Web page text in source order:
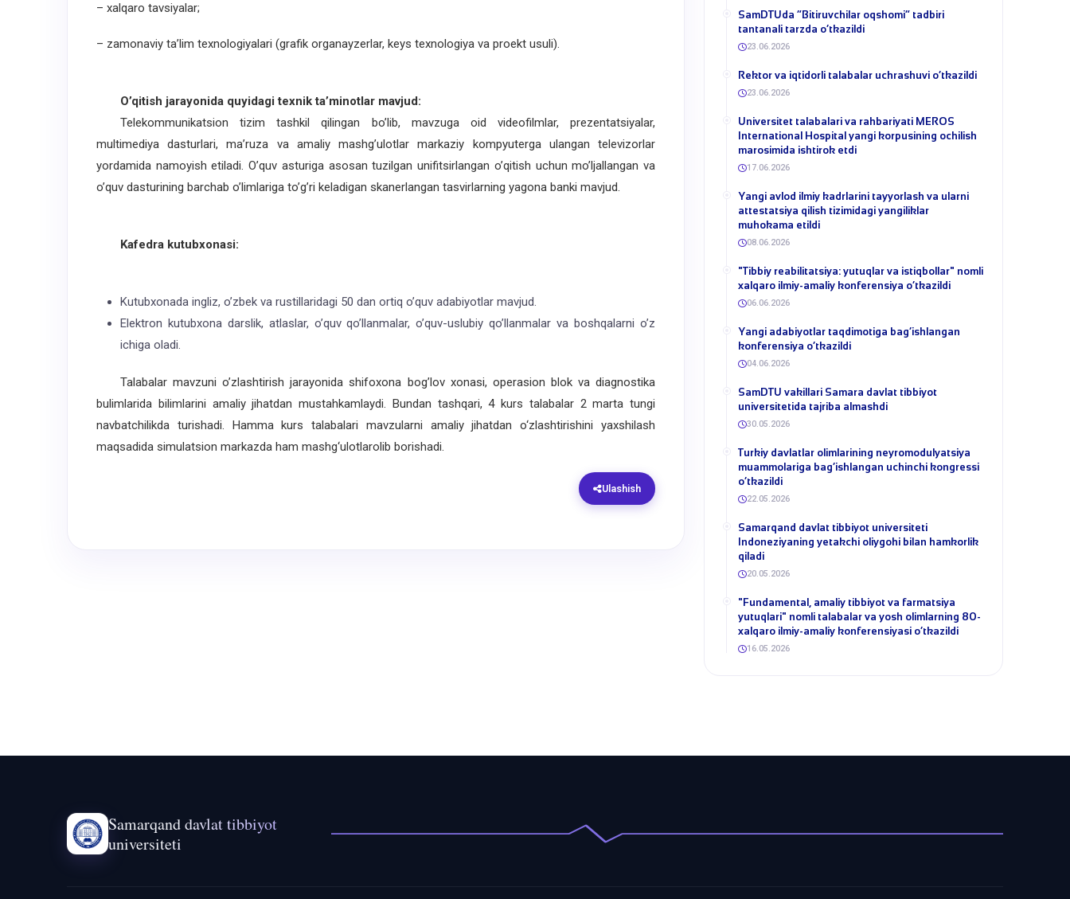
– xalqaro tavsiyalar;
– zamonaviy ta’lim texnologiyalari (grafik organayzerlar, keys texnologiya va proekt usuli).
O’qitish jarayonida quyidagi texnik ta’minotlar mavjud:
Telekommunikatsion tizim tashkil qilingan bo’lib, mavzuga oid videofilmlar, prezentatsiyalar,
multimediya dasturlari, ma’ruza va amaliy mashg’ulotlar markaziy kompyuterga ulangan televizorlar
yordamida namoyish etiladi. O’quv asturiga asosan tuzilgan unifitsirlangan o’qitish uchun mo’ljallangan va
o’quv dasturining barchab o’limlariga to’g’ri keladigan skanerlangan tasvirlarning yagona banki mavjud.
Kafedra kutubxonasi:
Kutubxonada ingliz, o’zbek va rustillaridagi 50 dan ortiq o’quv adabiyotlar mavjud.
Elektron kutubxona darslik, atlaslar, o’quv qo’llanmalar, o’quv-uslubiy qo’llanmalar va boshqalarni o’z
ichiga oladi.
Talabalar mavzuni o’zlashtirish jarayonida shifoxona bog’lov xonasi, operasion blok va diagnostika
bulimlarida bilimlarini amaliy jihatdan mustahkamlaydi. Bundan tashqari, 4 kurs talabalar 2 marta tungi
navbatchilikda turishadi. Hamma kurs talabalari mavzularni amaliy jihatdan o‘zlashtirishini yaxshilash
maqsadida simulatsion markazda ham mashg‘ulotlarolib borishadi.
Ulashish
​SamDTUda “Bitiruvchilar oqshomi” tadbiri
tantanali tarzda o‘tkazildi
23.06.2026
​Rektor va iqtidorli talabalar uchrashuvi o‘tkazildi
23.06.2026
Universitet talabalari va rahbariyati MEROS
International Hospital yangi korpusining ochilish
marosimida ishtirok etdi
17.06.2026
Yangi avlod ilmiy kadrlarini tayyorlash va ularni
attestatsiya qilish tizimidagi yangiliklar
muhokama etildi
08.06.2026
​"Tibbiy reabilitatsiya: yutuqlar va istiqbollar" nomli
xalqaro ilmiy-amaliy konferensiya o‘tkazildi
06.06.2026
​Yangi adabiyotlar taqdimotiga bag‘ishlangan
konferensiya o‘tkazildi
04.06.2026
SamDTU vakillari Samara davlat tibbiyot
universitetida tajriba almashdi
30.05.2026
​Turkiy davlatlar olimlarining neyromodulyatsiya
muammolariga bag‘ishlangan uchinchi kongressi
o‘tkazildi
22.05.2026
Samarqand davlat tibbiyot universiteti
Indoneziyaning yetakchi oliygohi bilan hamkorlik
qiladi
20.05.2026
​"Fundamental, amaliy tibbiyot va farmatsiya
yutuqlari" nomli talabalar va yosh olimlarning 80-
xalqaro ilmiy-amaliy konferensiyasi o‘tkazildi
16.05.2026
Samarqand davlat tibbiyot
universiteti